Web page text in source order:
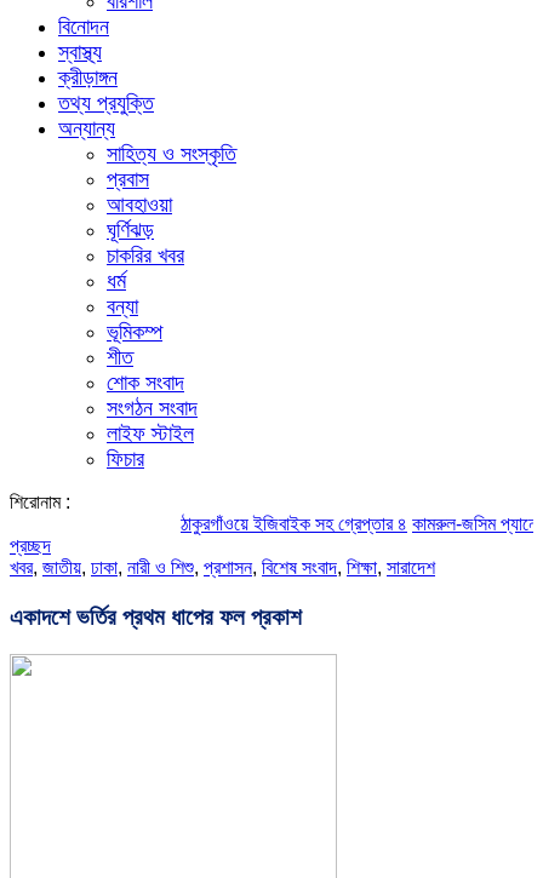
বিনোদন
স্বাস্থ্য
ক্রীড়াঙ্গন
তথ্য প্রযুক্তি
অন্যান্য
সাহিত্য ও সংস্কৃতি
প্রবাস
আবহাওয়া
ঘূর্ণিঝড়
চাকরির খবর
ধর্ম
বন্যা
ভূমিকম্প
শীত
শোক সংবাদ
সংগঠন সংবাদ
লাইফ স্টাইল
ফিচার
শিরোনাম :
ঠাকুরগাঁওয়ে ইজিবাইক সহ গ্রেপ্তার ৪ কামরুল-জসিম প্যানেলের
প্রচ্ছদ
খবর, জাতীয়, ঢাকা, নারী ও শিশু, প্রশাসন, বিশেষ সংবাদ, শিক্ষা, সারাদেশ
একাদশে ভর্তির প্রথম ধাপের ফল প্রকাশ